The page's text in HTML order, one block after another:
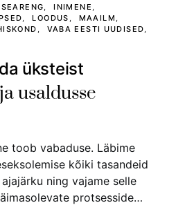
INIMENE
LOODUS
MAAILM
VABA EESTI UUDISED
üksteist
usaldusse
toob vabaduse. Läbime
kõiki tasandeid
ning vajame selle
protsesside…